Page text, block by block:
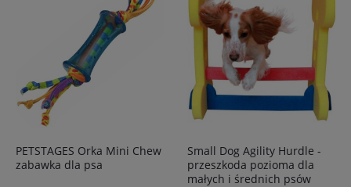
PETSTAGES Orka Mini Chew
zabawka dla psa
Small Dog Agility Hurdle -
przeszkoda pozioma dla
małych i średnich psów